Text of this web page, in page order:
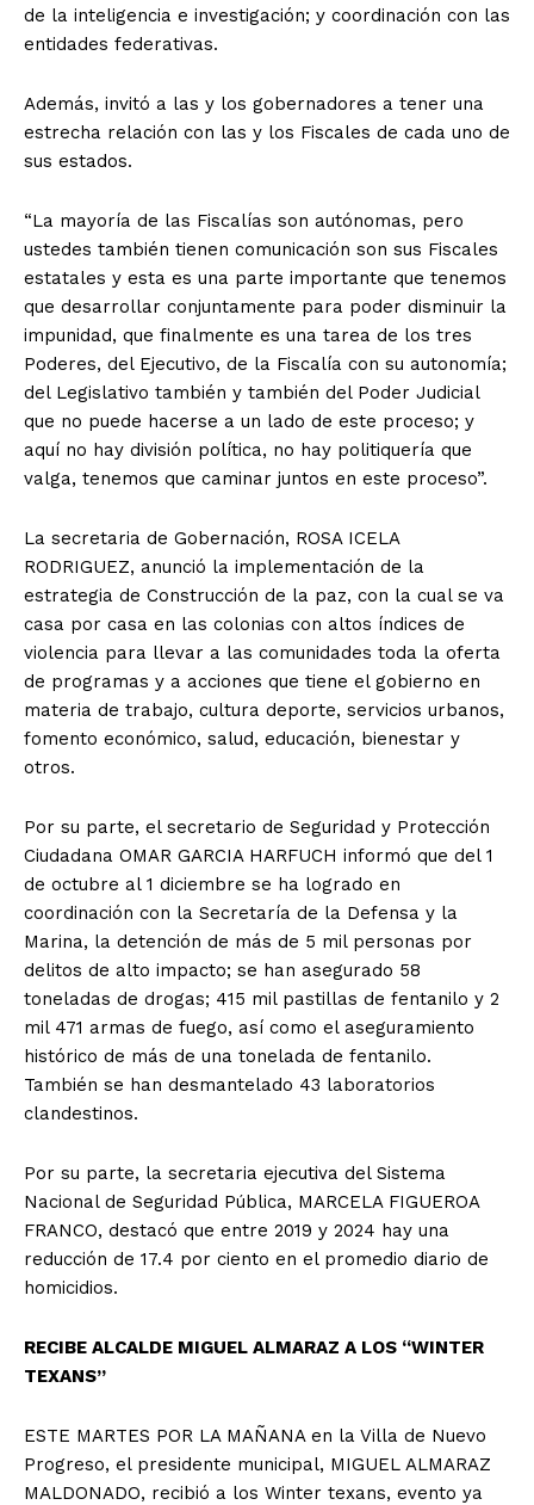
de la inteligencia e investigación; y coordinación con las
entidades federativas.
Además, invitó a las y los gobernadores a tener una
estrecha relación con las y los Fiscales de cada uno de
sus estados.
“La mayoría de las Fiscalías son autónomas, pero
ustedes también tienen comunicación son sus Fiscales
estatales y esta es una parte importante que tenemos
que desarrollar conjuntamente para poder disminuir la
impunidad, que finalmente es una tarea de los tres
Poderes, del Ejecutivo, de la Fiscalía con su autonomía;
del Legislativo también y también del Poder Judicial
que no puede hacerse a un lado de este proceso; y
aquí no hay división política, no hay politiquería que
valga, tenemos que caminar juntos en este proceso”.
La secretaria de Gobernación, ROSA ICELA
RODRIGUEZ, anunció la implementación de la
estrategia de Construcción de la paz, con la cual se va
casa por casa en las colonias con altos índices de
violencia para llevar a las comunidades toda la oferta
de programas y a acciones que tiene el gobierno en
materia de trabajo, cultura deporte, servicios urbanos,
fomento económico, salud, educación, bienestar y
otros.
Por su parte, el secretario de Seguridad y Protección
Ciudadana OMAR GARCIA HARFUCH informó que del 1
de octubre al 1 diciembre se ha logrado en
coordinación con la Secretaría de la Defensa y la
Marina, la detención de más de 5 mil personas por
delitos de alto impacto; se han asegurado 58
toneladas de drogas; 415 mil pastillas de fentanilo y 2
mil 471 armas de fuego, así como el aseguramiento
histórico de más de una tonelada de fentanilo.
También se han desmantelado 43 laboratorios
clandestinos.
Por su parte, la secretaria ejecutiva del Sistema
Nacional de Seguridad Pública, MARCELA FIGUEROA
FRANCO, destacó que entre 2019 y 2024 hay una
reducción de 17.4 por ciento en el promedio diario de
homicidios.
RECIBE ALCALDE MIGUEL ALMARAZ A LOS “WINTER
TEXANS”
ESTE MARTES POR LA MAÑANA en la Villa de Nuevo
Progreso, el presidente municipal, MIGUEL ALMARAZ
MALDONADO, recibió a los Winter texans, evento ya